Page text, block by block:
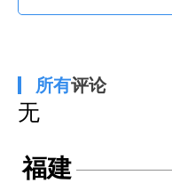
所有评论
无
福建